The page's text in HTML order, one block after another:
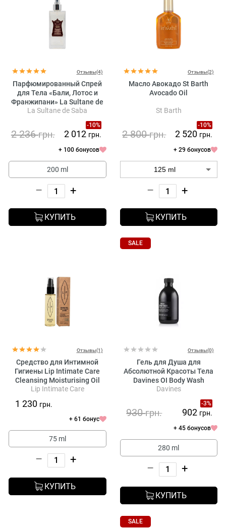
Отзывы(4)
Парфюмированный Спрей
для Тела «Бали, Лотос и
Франжипани» La Sultane de
Saba Voyage Balinais
Moisturizing Body Mist Lotus
and Frangipani Flowers (Body
Water Bali)
La Sultane de Saba
-10%
2 236грн. 2 012 грн.
+ 100 бонусов
200 ml
– +
КУПИТЬ
Отзывы(2)
Масло Авокадо St Barth
Avocado Oil
St Barth
-10%
2 800грн. 2 520 грн.
+ 29 бонусов
– +
КУПИТЬ
Отзывы(1)
Средство для Интимной
Гигиены Lip Intimate Care
Cleansing Moisturising Oil
Coconut + Vanilla
Lip Intimate Care
1 230 грн.
+ 61 бонус
75 ml
– +
КУПИТЬ
SALE
Отзывы(0)
Гель для Душа для
Абсолютной Красоты Тела
Davines OI Body Wash
Davines
-3%
930грн. 902 грн.
+ 45 бонусов
280 ml
– +
КУПИТЬ
SALE